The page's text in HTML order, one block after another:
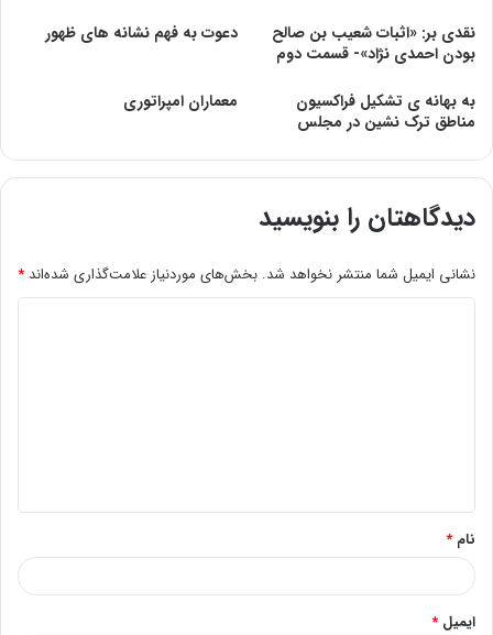
نقدی بر: «اثبات شعیب بن صالح
بودن احمدی نژاد»- قسمت دوم
دعوت به فهم نشانه های ظهور
به بهانه ی تشکیل فراکسیون
مناطق ترک نشین در مجلس
معماران امپراتوری
دیدگاهتان را بنویسید
نشانی ایمیل شما منتشر نخواهد شد. بخش‌های موردنیاز علامت‌گذاری شده‌اند *
*
نام *
ایمیل *